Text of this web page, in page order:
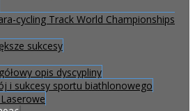
cycling Track World Championships
sukcesy
opis dyscypliny
i sukcesy sportu biathlonowego